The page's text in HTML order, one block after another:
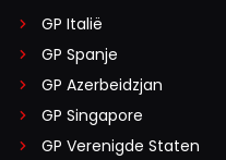
GP Italië
GP Spanje
GP Azerbeidzjan
GP Singapore
GP Verenigde Staten